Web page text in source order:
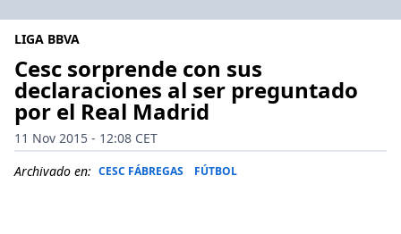
LIGA BBVA
Cesc sorprende con sus
declaraciones al ser preguntado
por el Real Madrid
11 Nov 2015 - 12:08 CET
Archivado en: CESC FÁBREGAS FÚTBOL